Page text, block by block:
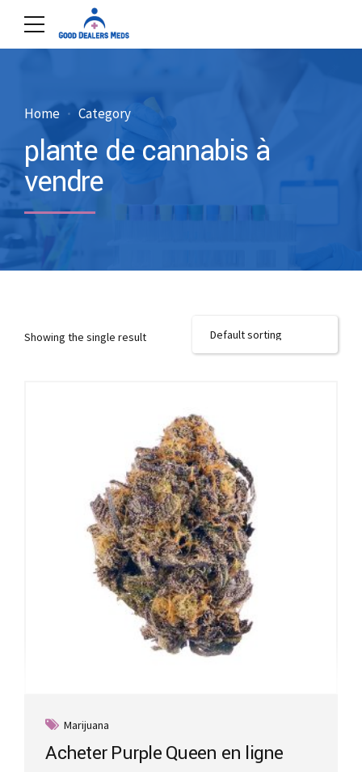
Home Category
plante de cannabis à
vendre
Showing the single result
Marijuana
Acheter Purple Queen en ligne